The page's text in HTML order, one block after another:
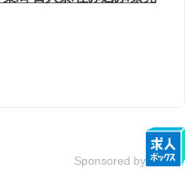
Sponsored by